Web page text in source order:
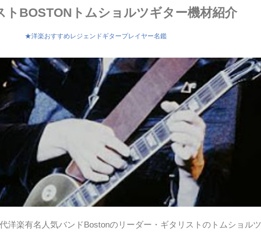
トBOSTONトムショルツギター機材紹介
★洋楽おすすめレジェンドギタープレイヤー名鑑
洋楽有名人気バンドBostonのリーダー・ギタリストのトムショルツ